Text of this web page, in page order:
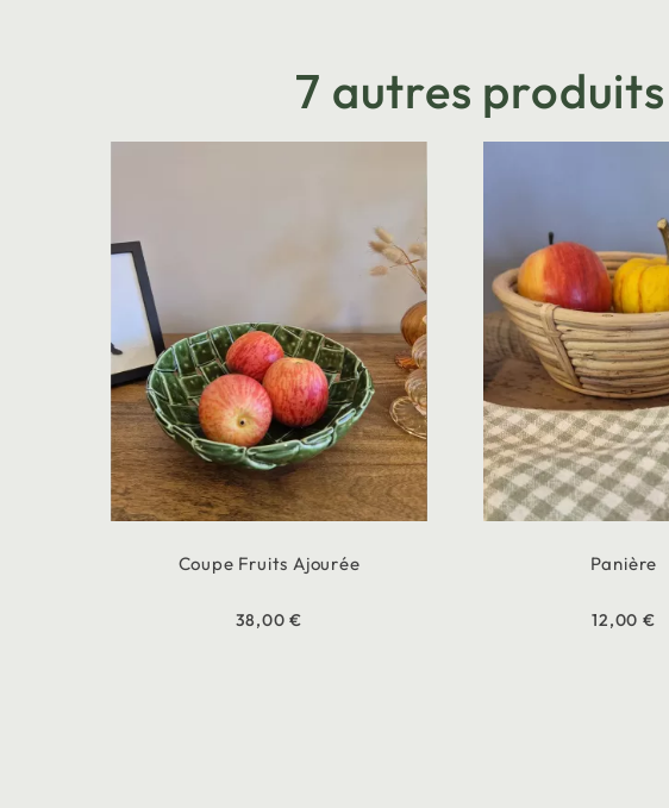
7 autres
Coupe Fruits Ajourée
38,00 €
Panière
12,00 €